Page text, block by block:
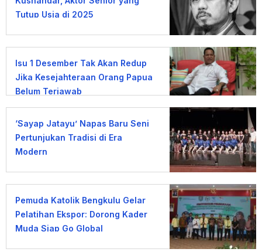
Tutup Usia di 2025
Isu 1 Desember Tak Akan Redup
Jika Kesejahteraan Orang Papua
Belum Terjawab
‘Sayap Jatayu’ Napas Baru Seni
Pertunjukan Tradisi di Era
Modern
Pemuda Katolik Bengkulu Gelar
Pelatihan Ekspor: Dorong Kader
Muda Siap Go Global